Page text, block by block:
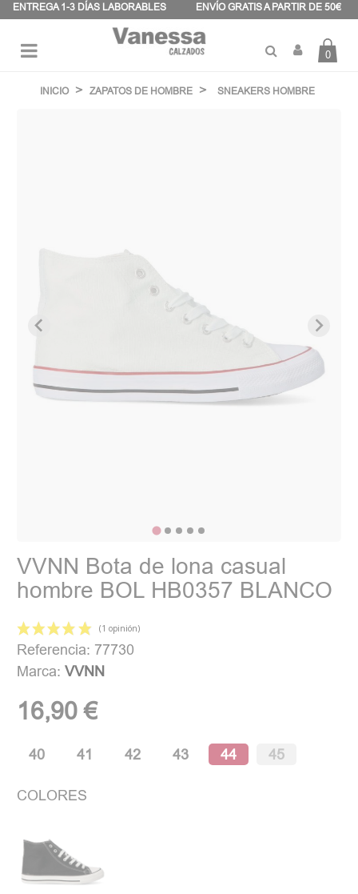
ENTREGA 1-3 DÍAS LABORABLES ENVÍO GRATIS A PARTIR DE 50€
palanca
0
INICIO ZAPATOS DE HOMBRE SNEAKERS HOMBRE
VVNN Bota de lona casual
hombre BOL HB0357 BLANCO
Referencia: 77730
Marca:VVNN
16,90 €
40 41 42 43 44 45
COLORES
Panel de gestión de cookies